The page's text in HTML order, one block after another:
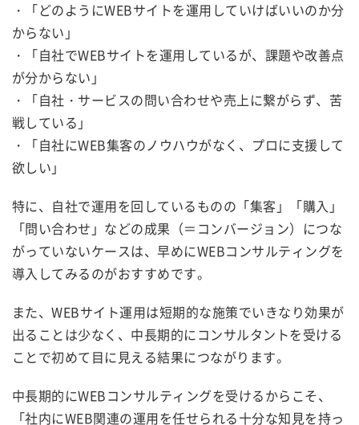
・「どのようにWEBサイトを運用していけばいいのか分
からない」
・
「自社でWEBサイトを運用しているが、課題や改善点
が分からない」
・「自社・サービスの問い合わせや売上に繋がらず、苦
戦している」
・「自社にWEB集客のノウハウがなく、プロに支援して
欲しい」
特に、自社で運用を回しているものの「集客」「購入」
「問い合わせ」などの成果（＝コンバージョン）につな
がっていないケースは、早めにWEBコンサルティングを
導入してみるのがおすすめです。
また、WEBサイト運用は短期的な施策でいきなり効果が
出ることは少なく、中長期的にコンサルタントを受ける
ことで初めて目に見える結果につながります。
中長期的にWEBコンサルティングを受けるからこそ、
「社内にWEB関連の運用を任せられる十分な知見を持っ